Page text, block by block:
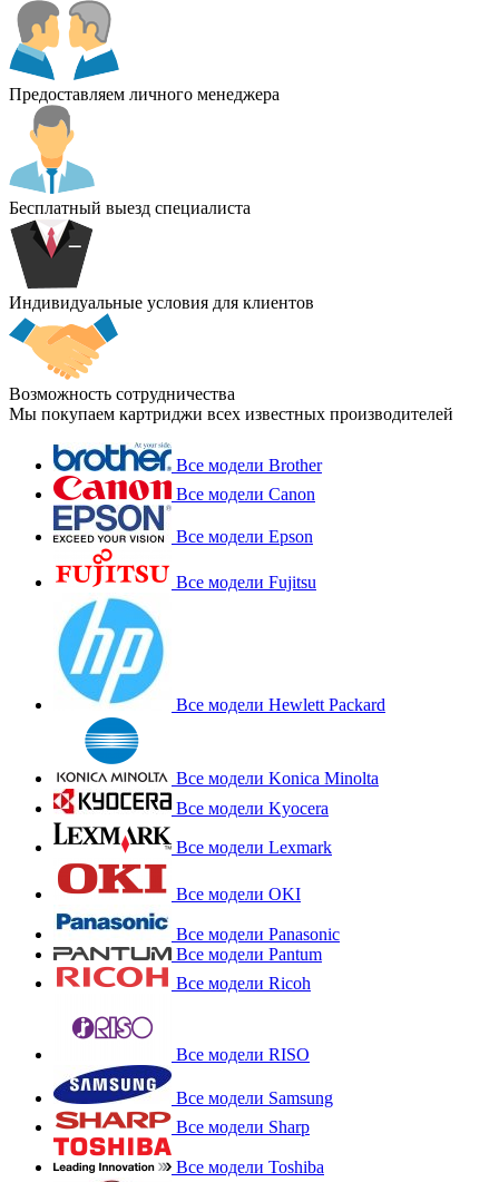
Предоставляем личного менеджера
Бесплатный выезд специалиста
Индивидуальные условия для клиентов
Возможность сотрудничества
Мы покупаем картриджи всех известных производителей
Все модели Brother
Все модели Canon
Все модели Epson
Все модели Fujitsu
Все модели Hewlett Packard
Все модели Konica Minolta
Все модели Kyocera
Все модели Lexmark
Все модели OKI
Все модели Panasonic
Все модели Pantum
Все модели Ricoh
Все модели RISO
Все модели Samsung
Все модели Sharp
Все модели Toshiba